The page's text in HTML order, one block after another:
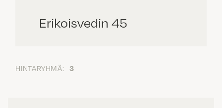
Erikoisvedin 45
HINTARYHMÄ: 3